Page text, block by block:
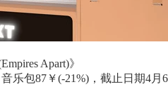
Apart)》
乐包87￥(-21%)，截止日期4月